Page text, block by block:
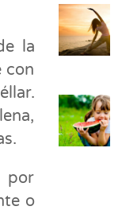
la
con
por
o